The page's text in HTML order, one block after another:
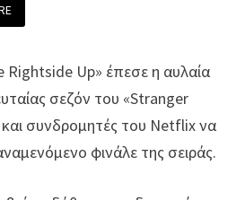
Rightside Up» έπεσε η αυλαία
σεζόν του «Stranger
και συνδρομητές του Netflix να
φινάλε της σειράς.